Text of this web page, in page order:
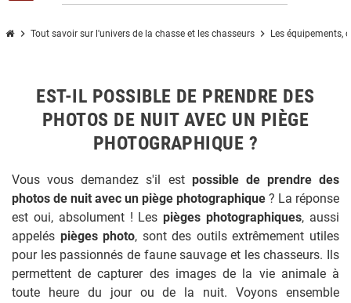
chevron_right Tout savoir sur l'univers de la chasse et les chasseurs chevron_right Les équipements,
EST-IL POSSIBLE DE PRENDRE DES
PHOTOS DE NUIT AVEC UN PIÈGE
PHOTOGRAPHIQUE ?
Vous vous demandez s'il est possible de prendre des
photos de nuit avec un piège photographique ? La réponse
est oui, absolument ! Lespièges photographiques, aussi
appelés pièges photo, sont des outils extrêmement utiles
pour les passionnés de faune sauvage et les chasseurs. Ils
permettent de capturer des images de la vie animale à
toute heure du jour ou de la nuit. Voyons ensemble